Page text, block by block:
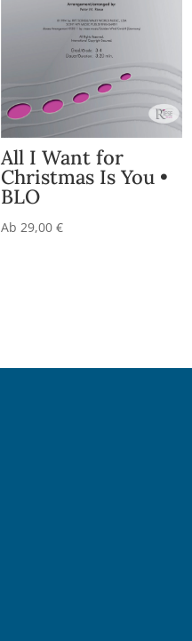
All I Want for
Christmas Is You •
BLO
Ab 29,00 €